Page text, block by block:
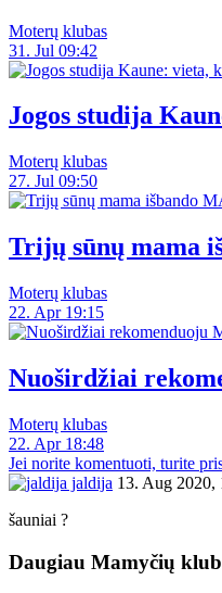
Moterų klubas
31. Jul 09:42
Jogos studija
Moterų klubas
27. Jul 09:50
Trijų sūnų mama
Moterų klubas
22. Apr 19:15
Nuoširdžiai
Moterų klubas
22. Apr 18:48
Jei norite komentuoti, turite
jaldija 13. Aug 2020,
šauniai ?
Daugiau Mamyčių